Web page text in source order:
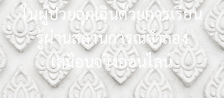
ในผู้ป่วยฉุกเฉินด้วยการเรียน
รู้ผ่านสถานการณ์จำลอง
เสมือนจริงออนไลน์